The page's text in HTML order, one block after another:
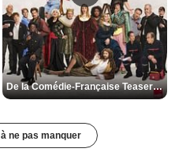
De la Comédie-Française Teaser VF
ne pas manquer